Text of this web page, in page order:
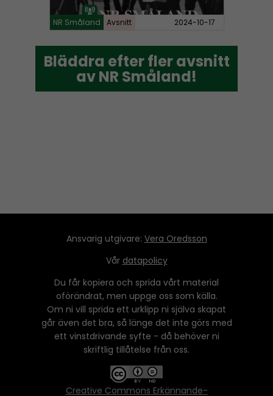
NR Småland Avsnitt 2024-10-17
Bläddra efter fler avsnitt
av NR Småland!
Bläddra efter fler avsnitt
av NR Småland!
Ansvarig utgivare: Vera Oredsson
Vår datapolicy
Du får kopiera och sprida vårt material
oförändrat, men uppge oss som källa.
Om ni vill sprida ett urklipp ni själva skapat
går även det bra, så länge det inte görs med
ett vinstdrivande syfte - då behöver ni
skriftlig tillåtelse från oss.
Creative Commons Erkännande-